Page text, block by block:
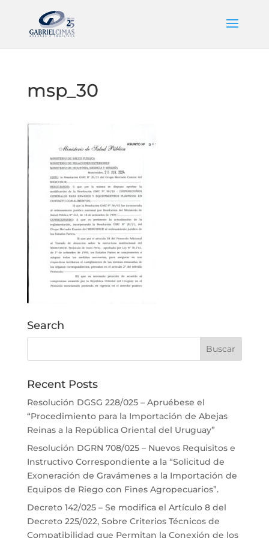
msp_30
Search
Recent Posts
Resolución DGSG 228/025 – Apruébese el
“Procedimiento para la Importación de Abejas
Reinas a la República Oriental del Uruguay”
Resolución DGRN 708/025 – Nuevos Requisitos e
Instructivo Correspondiente a la “Solicitud de
Exoneración de Gravámenes a la Importación de
Equipos de Riego con Fines Agropecuarios”.
Decreto 142/025 – Se modifica el Artículo 8 del
Decreto 225/022, Sobre Criterios Técnicos de
Compatibilidad que Permitan la Conexión de los